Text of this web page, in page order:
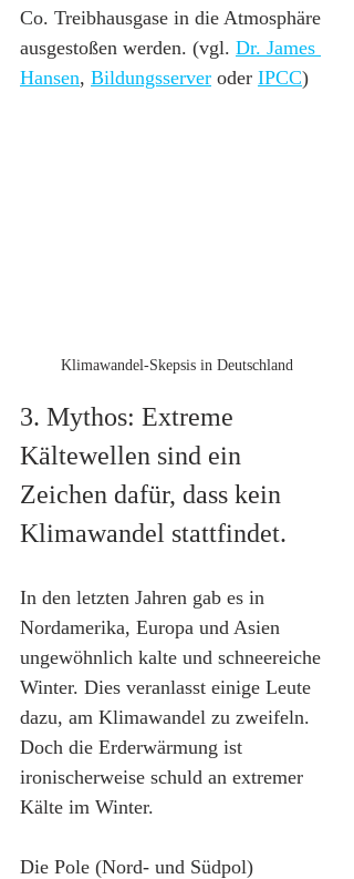
Co. Treibhausgase in die Atmosphäre
ausgestoßen werden. (vgl. Dr. James
Hansen, Bildungsserver oder IPCC)
Klimawandel-Skepsis in Deutschland
3. Mythos: Extreme
Kältewellen sind ein
Zeichen dafür, dass kein
Klimawandel stattfindet.
In den letzten Jahren gab es in
Nordamerika, Europa und Asien
ungewöhnlich kalte und schneereiche
Winter. Dies veranlasst einige Leute
dazu, am Klimawandel zu zweifeln.
Doch die Erderwärmung ist
ironischerweise schuld an extremer
Kälte im Winter.
Die Pole (Nord- und Südpol)